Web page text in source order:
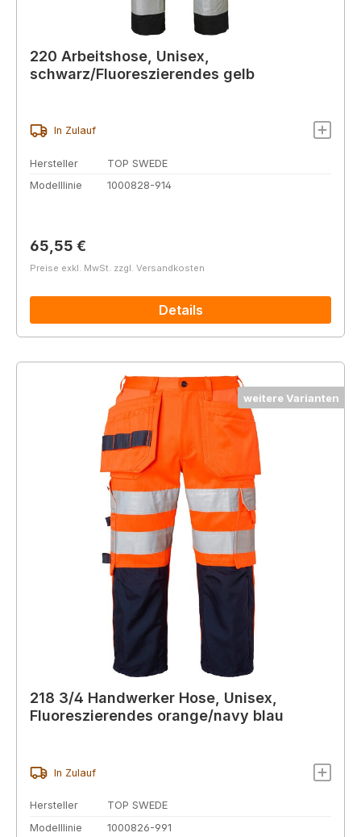
220 Arbeitshose, Unisex,
schwarz/Fluoreszierendes gelb
In Zulauf
Hersteller
TOP SWEDE
Modelllinie
1000828-914
Regulärer Preis:
65,55 €
Preise exkl. MwSt. zzgl. Versandkosten
Details
weitere Varianten
218 3/4 Handwerker Hose, Unisex,
Fluoreszierendes orange/navy blau
In Zulauf
Hersteller
TOP SWEDE
Modelllinie
1000826-991